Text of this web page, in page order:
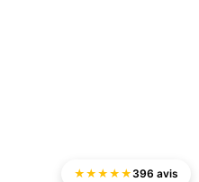
★ ★ ★ ★ ★ 396 avis